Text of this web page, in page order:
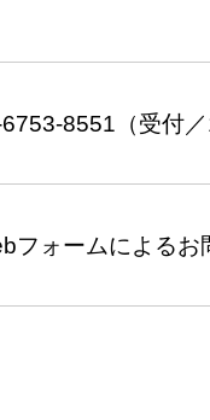
8551 （受付
フォームによるお